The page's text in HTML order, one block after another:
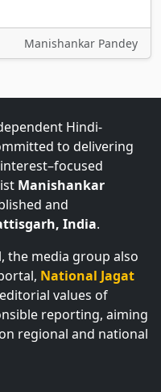
Manishankar Pandey
to delivering
Manishankar
and
India
the media group also
National Jagat
values of
reporting, aiming
regional and national